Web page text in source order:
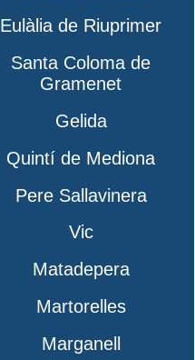
Eulàlia de Riuprimer
Santa Coloma de
Gramenet
Gelida
Quintí de Mediona
Pere Sallavinera
Vic
Matadepera
Martorelles
Marganell